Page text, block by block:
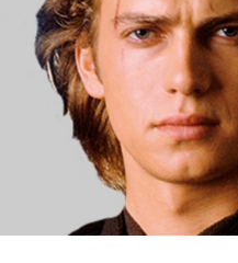
Skrivtips
Bokrecensioner
Kviss
Podden
Anmäl till språkpolisen
Föreslå nyord